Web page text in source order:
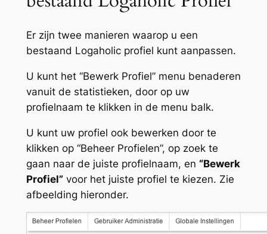
Er zijn twee manieren waarop u een
bestaand Logaholic profiel kunt aanpassen.
U kunt het “Bewerk Profiel” menu benaderen
vanuit de statistieken, door op uw
profielnaam te klikken in de menu balk.
U kunt uw profiel ook bewerken door te
klikken op “Beheer Profielen”, op zoek te
gaan naar de juiste profielnaam, en “Bewerk
Profiel”voor het juiste profiel te kiezen. Zie
afbeelding hieronder.